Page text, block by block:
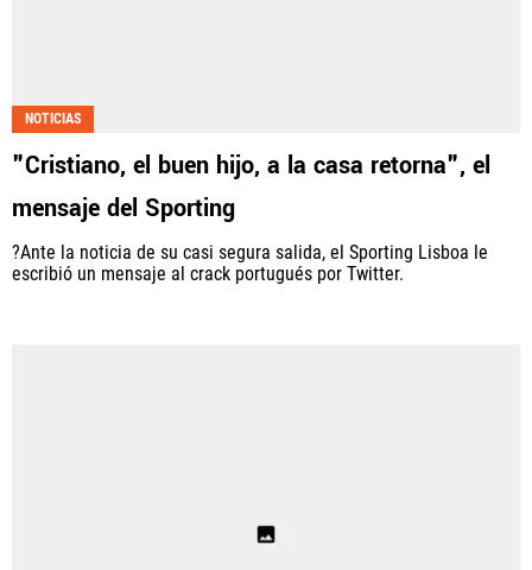
NOTICIAS
"Cristiano, el buen hijo, a la casa retorna", el
mensaje del Sporting
?Ante la noticia de su casi segura salida, el Sporting Lisboa le
escribió un mensaje al crack portugués por Twitter.